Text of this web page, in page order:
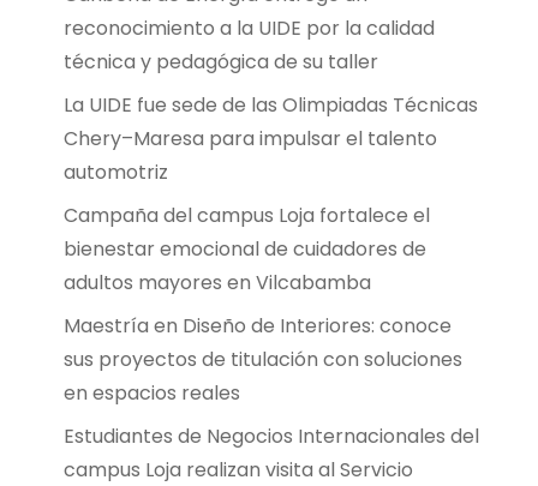
reconocimiento a la UIDE por la calidad
técnica y pedagógica de su taller
La UIDE fue sede de las Olimpiadas Técnicas
Chery–Maresa para impulsar el talento
automotriz
Campaña del campus Loja fortalece el
bienestar emocional de cuidadores de
adultos mayores en Vilcabamba
Maestría en Diseño de Interiores: conoce
sus proyectos de titulación con soluciones
en espacios reales
Estudiantes de Negocios Internacionales del
campus Loja realizan visita al Servicio